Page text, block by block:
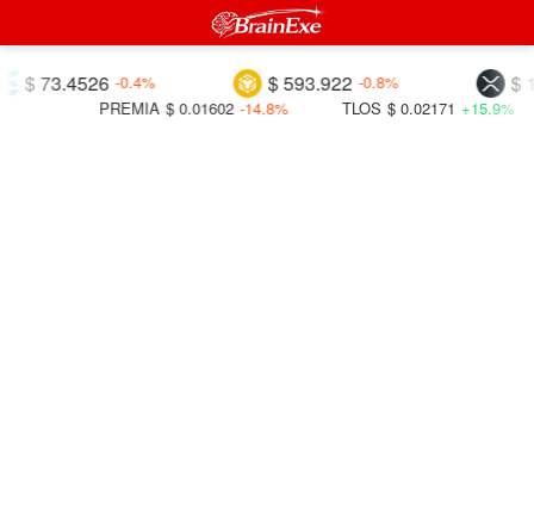
$
$ 593.922 -0.8%
-0.4%
TLOS $ 0.02171 +15.9%
PREMIA $ 0.01602 -14.8%